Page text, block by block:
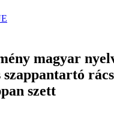
magyar
szett